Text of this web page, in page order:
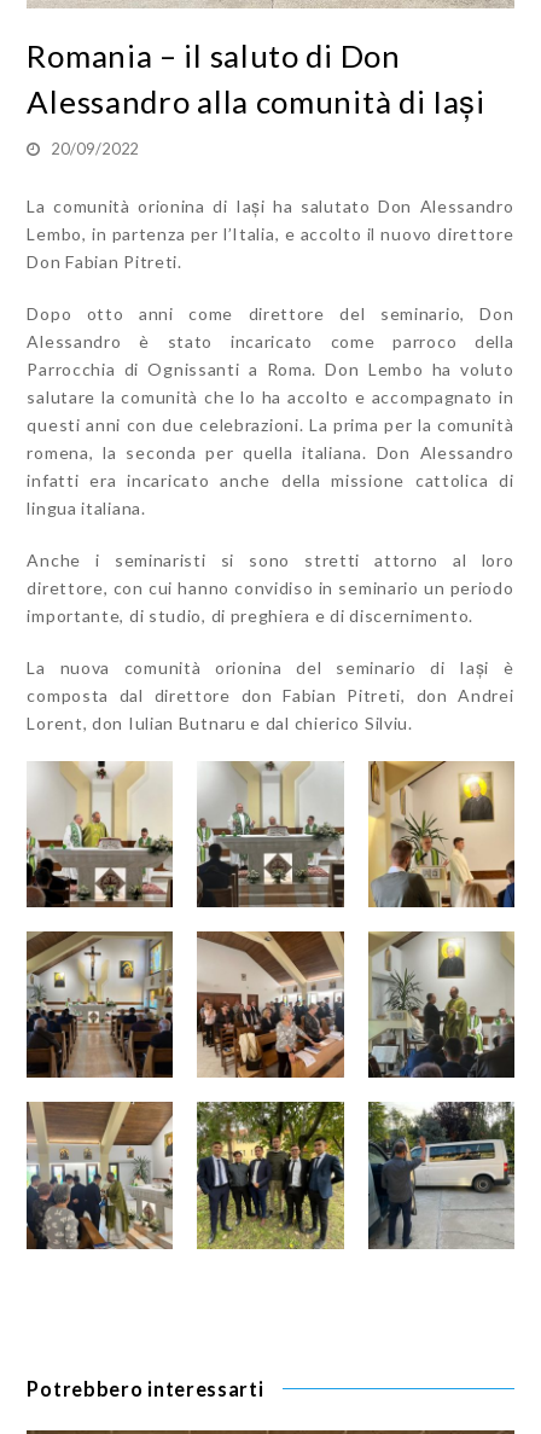
Romania – il saluto di Don
Alessandro alla comunità di Iași
20/09/2022
La comunità orionina di Iași ha salutato Don Alessandro
Lembo, in partenza per l’Italia, e accolto il nuovo direttore
Don Fabian Pitreti.
Dopo otto anni come direttore del seminario, Don
Alessandro è stato incaricato come parroco della
Parrocchia di Ognissanti a Roma. Don Lembo ha voluto
salutare la comunità che lo ha accolto e accompagnato in
questi anni con due celebrazioni. La prima per la comunità
romena, la seconda per quella italiana. Don Alessandro
infatti era incaricato anche della missione cattolica di
lingua italiana.
Anche i seminaristi si sono stretti attorno al loro
direttore, con cui hanno convidiso in seminario un periodo
importante, di studio, di preghiera e di discernimento.
La nuova comunità orionina del seminario di Iași è
composta dal direttore don Fabian Pitreti, don Andrei
Lorent, don Iulian Butnaru e dal chierico Silviu.
Potrebbero interessarti